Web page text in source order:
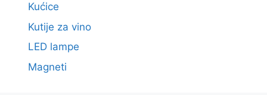
Kućice
Kutije za vino
LED lampe
Magneti